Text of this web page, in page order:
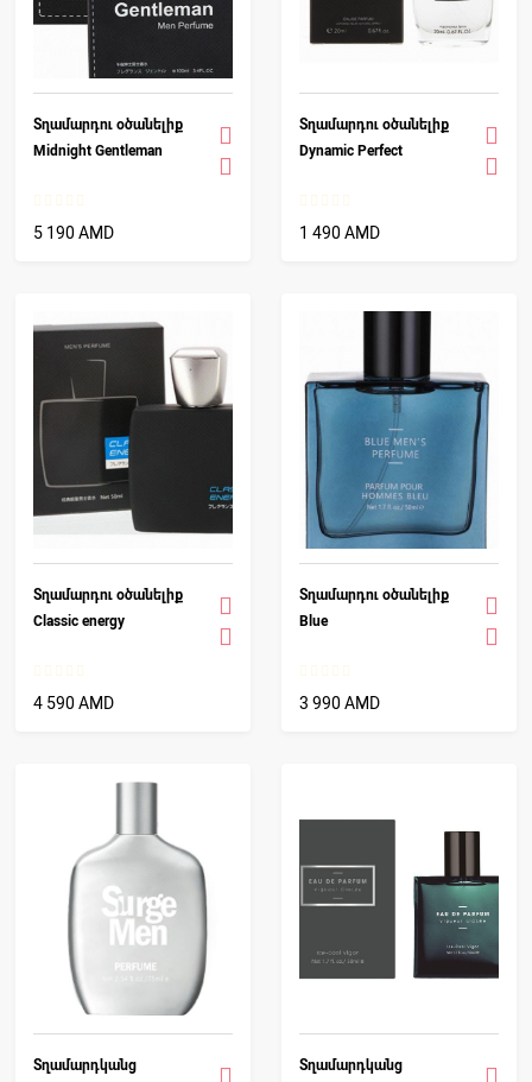
Տղամարդու օծանելիք
Midnight Gentleman
5 190 AMD
Տղամարդու օծանելիք
Dynamic Perfect
1 490 AMD
Տղամարդու օծանելիք
Classic energy
4 590 AMD
Տղամարդու օծանելիք
Blue
3 990 AMD
Տղամարդկանց
Տղամարդկանց